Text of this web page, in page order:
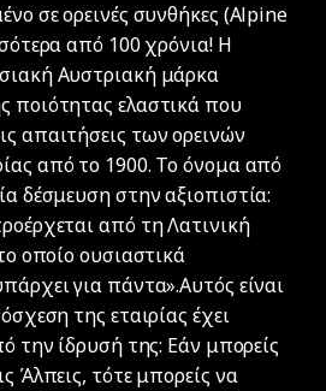
σε ορεινές συνθήκες (Alpine
από 100 χρόνια! Η
Αυστριακή μάρκα
ποιότητας ελαστικά που
απαιτήσεις των ορεινών
από το 1900. Το όνομα από
δέσμευση στην αξιοπιστία:
από τη Λατινική
οποίο ουσιαστικά
για πάντα».Αυτός είναι
της εταιρίας έχει
την ίδρυσή της: Εάν μπορείς
Άλπεις, τότε μπορείς να